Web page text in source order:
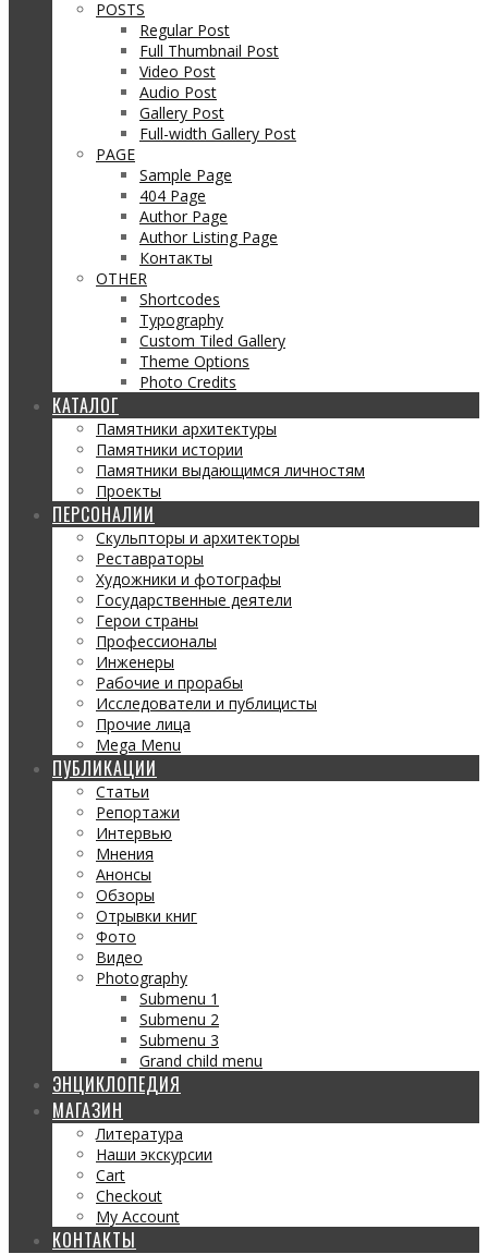
POSTS
Regular Post
Full Thumbnail Post
Video Post
Audio Post
Gallery Post
Full-width Gallery Post
PAGE
Sample Page
404 Page
Author Page
Author Listing Page
Контакты
OTHER
Shortcodes
Typography
Custom Tiled Gallery
Theme Options
Photo Credits
КАТАЛОГ
Памятники архитектуры
Памятники истории
Памятники выдающимся личностям
Проекты
ПЕРСОНАЛИИ
Скульпторы и архитекторы
Реставраторы
Художники и фотографы
Государственные деятели
Герои страны
Профессионалы
Инженеры
Рабочие и прорабы
Исследователи и публицисты
Прочие лица
Mega Menu
ПУБЛИКАЦИИ
Статьи
Репортажи
Интервью
Мнения
Анонсы
Обзоры
Отрывки книг
Фото
Видео
Photography
Submenu 1
Submenu 2
Submenu 3
Grand child menu
ЭНЦИКЛОПЕДИЯ
МАГАЗИН
Литература
Наши экскурсии
Cart
Checkout
My Account
КОНТАКТЫ